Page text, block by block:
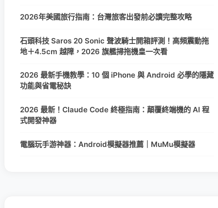
2026年美國旅行指南：台灣旅客出發前必讀完整攻略
石頭科技 Saros 20 Sonic 聲波騎士開箱評測！高頻震動拖
地＋4.5cm 越障，2026 旗艦掃拖機皇一次看
2026 最新手機教學：10 個 iPhone 與 Android 必學的隱藏
功能與省電秘訣
2026 最新！Claude Code 終極指南：顛覆終端機的 AI 程
式開發神器
電腦玩手游神器：Android模擬器推薦｜MuMu模擬器